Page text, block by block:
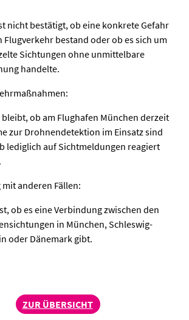
nicht bestätigt, ob eine konkrete Gefahr
Flugverkehr bestand oder ob es sich um
Sichtungen ohne unmittelbare
handelte.
ob am Flughafen München derzeit
zur Drohnendetektion im Einsatz sind
lediglich auf Sichtmeldungen reagiert
anderen Fällen:
ob es eine Verbindung zwischen den
in München, Schleswig-
oder Dänemark gibt.
ZUR ÜBERSICHT